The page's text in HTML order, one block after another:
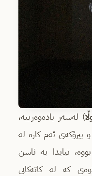
) لەسەر یادەوەرییە،
بیرۆکەی ئەم کارە لە
دروست بووە، تیایدا بە ئاسن
کە لە کاتەکانی